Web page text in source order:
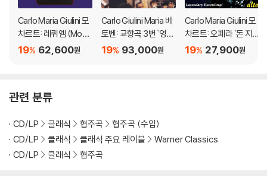
Carlo Maria Giulini 모
차르트: 레퀴엠 (Moza
rt: Requiem) [2LP]
62,600원
19%
Carlo Giulini Maria 베
토벤: 교향곡 3번 `영웅`
(Beethoven: Symph
93,000원
19%
Carlo Maria Giulini 모
차르트: 오페라 `돈 지
오반니` (Mozart: `Do
27,900원
19%
관련 분류
CD/LP 클래식 협주곡
협주곡 (수입)
CD/LP
클래식 클래식 주요 레이블
Warner Classics
CD/LP
클래식 협주곡